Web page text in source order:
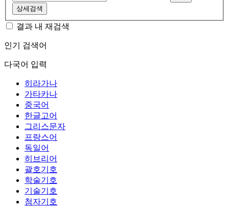
상세검색
결과 내 재검색
인기 검색어
다국어 입력
히라가나
가타카나
중국어
한글고어
그리스문자
프랑스어
독일어
히브리어
괄호기호
학술기호
기술기호
첨자기호